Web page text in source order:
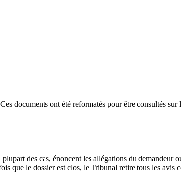
documents ont été reformatés pour être consultés
des cas, énoncent les allégations du demandeur
que le dossier est clos, le Tribunal retire tous les avis